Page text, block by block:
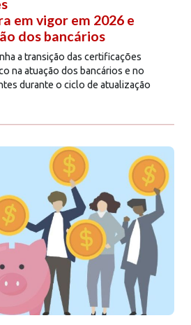
em vigor em 2026 e
dos bancários
a transição das certificações
na atuação dos bancários e no
durante o ciclo de atualização